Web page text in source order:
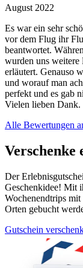
August 2022
Es war ein sehr
vor dem Flug ihr
beantwortet.
wurden uns weitere
erläutert. Genauso
und worauf man
perfekt und es gab
Vielen lieben Dank.
Alle Bewertungen
Verschenke
Der
Geschenkidee! Mit
Wochenendtrips
Orten gebucht
Gutschein